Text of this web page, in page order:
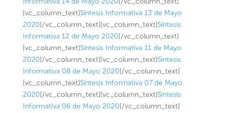
[vc_column_text]Síntesis Informativa 13 de Mayo
2020[/vc_column_text][vc_column_text]Síntesis
Informativa 12 de Mayo 2020[/vc_column_text]
[vc_column_text]Síntesis Informativa 11 de Mayo
2020[/vc_column_text][vc_column_text]Síntesis
Informativa 08 de Mayo 2020[/vc_column_text]
[vc_column_text]Síntesis Informativa 07 de Mayo
2020[/vc_column_text][vc_column_text]Síntesis
Informativa 06 de Mayo 2020[/vc_column_text]